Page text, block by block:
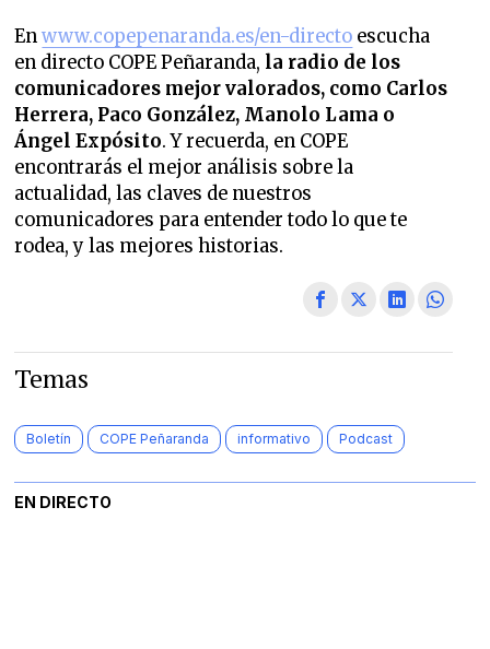
Enwww.copepenaranda.es/en-directo escucha
en directo COPE Peñaranda, la radio de los
comunicadores mejor valorados, como Carlos
Herrera, Paco González, Manolo Lama o
Ángel Expósito. Y recuerda, en COPE
encontrarás el mejor análisis sobre la
actualidad, las claves de nuestros
comunicadores para entender todo lo que te
rodea, y las mejores historias.
Temas
Boletín COPE Peñaranda informativo Podcast
EN DIRECTO